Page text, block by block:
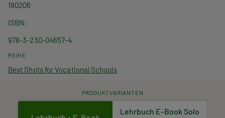
190206
ISBN
978-3-230-04657-4
REIHE
Best Shots for Vocational Schools
PRODUKTVARIANTEN
Lehrbuch E-Book Solo